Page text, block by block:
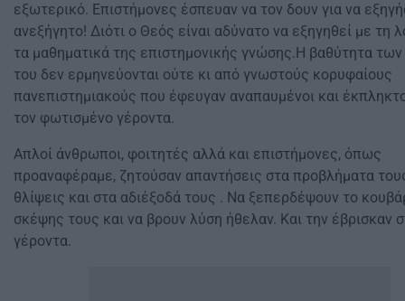
εξωτερικό. Επιστήμονες έσπευαν να τον δουν για να
ανεξήγητο! Διότι ο Θεός είναι αδύνατο να εξηγηθεί με τη
τα μαθηματικά της επιστημονικής γνώσης.Η βαθύτητα
του δεν ερμηνεύονται ούτε κι από γνωστούς κορυφαίους
πανεπιστημιακούς που έφευγαν αναπαυμένοι και
τον φωτισμένο γέροντα.
Απλοί άνθρωποι, φοιτητές αλλά και επιστήμονες, όπως
προαναφέραμε, ζητούσαν απαντήσεις στα προβλήματα
θλίψεις και στα αδιέξοδά τους . Να ξεπερδέψουν το
σκέψης τους και να βρουν λύση ήθελαν. Και την έβρισκαν
γέροντα.